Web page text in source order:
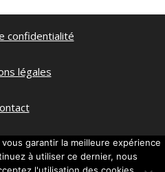
confidentialité
légales
je ?
garantir la meilleure expérience
à utiliser ce dernier, nous